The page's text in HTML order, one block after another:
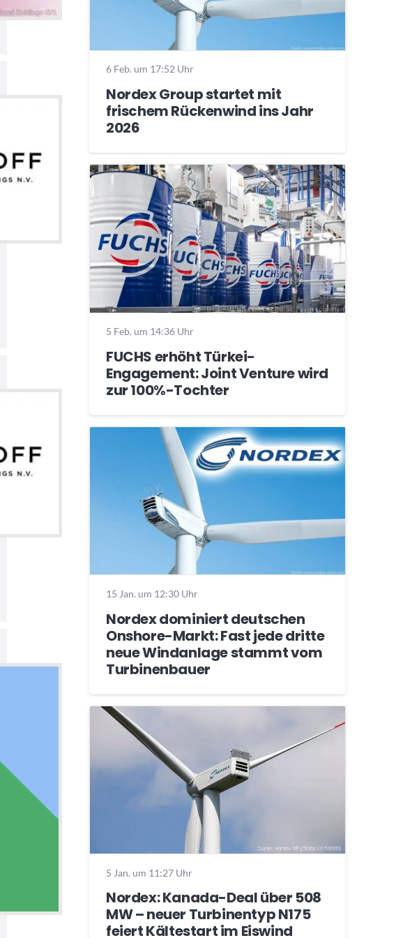
6 Feb. um 17:52 Uhr
Nordex Group startet mit
frischem Rückenwind ins Jahr
2026
5 Feb. um 14:36 Uhr
FUCHS erhöht Türkei-
Engagement: Joint Venture wird
zur 100%-Tochter
15 Jan. um 12:30 Uhr
Nordex dominiert deutschen
Onshore-Markt: Fast jede dritte
neue Windanlage stammt vom
Turbinenbauer
5 Jan. um 11:27 Uhr
Nordex: Kanada-Deal über 508
MW – neuer Turbinentyp N175
feiert Kältestart im Eiswind